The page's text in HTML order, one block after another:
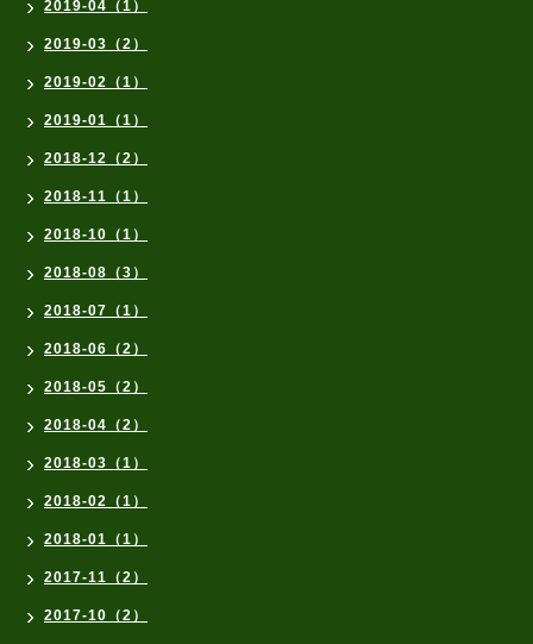
2019-04（1）
2019-03（2）
2019-02（1）
2019-01（1）
2018-12（2）
2018-11（1）
2018-10（1）
2018-08（3）
2018-07（1）
2018-06（2）
2018-05（2）
2018-04（2）
2018-03（1）
2018-02（1）
2018-01（1）
2017-11（2）
2017-10（2）